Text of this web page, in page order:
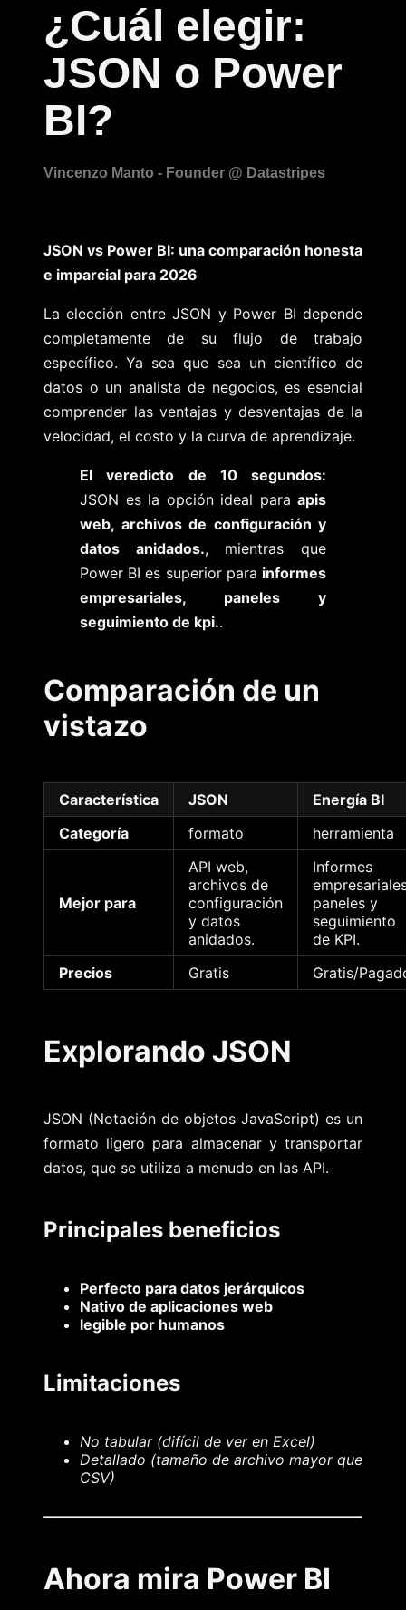
¿Cuál elegir:
JSON o Power
BI?
JSON vs Power BI: una comparación honesta
e imparcial para 2026
La elección entre JSON y Power BI depende
completamente de su flujo de trabajo
específico. Ya sea que sea un científico de
datos o un analista de negocios, es esencial
comprender las ventajas y desventajas de la
velocidad, el costo y la curva de aprendizaje.
El veredicto de 10 segundos:
JSON es la opción ideal para apis
web, archivos de configuración y
datos anidados., mientras que
Power BI es superior para informes
empresariales, paneles y
seguimiento de kpi..
Comparación de un
vistazo
Característica JSON
Energía BI
Categoría
formato herramienta
Mejor para
API web,
archivos de
configuración
y datos
anidados.
Informes
paneles y
seguimiento
de KPI.
Precios
Gratis Gratis/
Explorando JSON
JSON (Notación de objetos JavaScript) es un
formato ligero para almacenar y transportar
datos, que se utiliza a menudo en las API.
Principales beneficios
Perfecto para datos jerárquicos
Nativo de aplicaciones web
legible por humanos
Limitaciones
No tabular (difícil de ver en Excel)
Detallado (tamaño de archivo mayor que
CSV)
Ahora mira Power BI